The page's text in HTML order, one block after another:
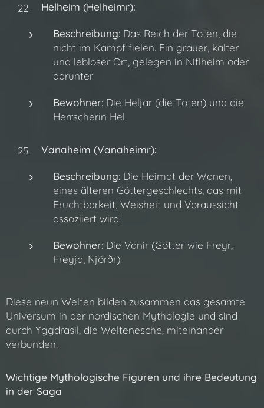
Helheim (Helheimr):
Beschreibung: Das Reich der Toten, die
nicht im Kampf fielen. Ein grauer, kalter
und lebloser Ort, gelegen in Niflheim oder
darunter.
Bewohner: Die Heljar (die Toten) und die
Herrscherin Hel.
Vanaheim (Vanaheimr):
Beschreibung: Die Heimat der Wanen,
eines älteren Göttergeschlechts, das mit
Fruchtbarkeit, Weisheit und Voraussicht
assoziiert wird.
Bewohner: Die Vanir (Götter wie Freyr,
Freyja, Njörðr).
Diese neun Welten bilden zusammen das gesamte
Universum in der nordischen Mythologie und sind
durch Yggdrasil, die Weltenesche, miteinander
verbunden.
Wichtige Mythologische Figuren und ihre Bedeutung
in der Saga